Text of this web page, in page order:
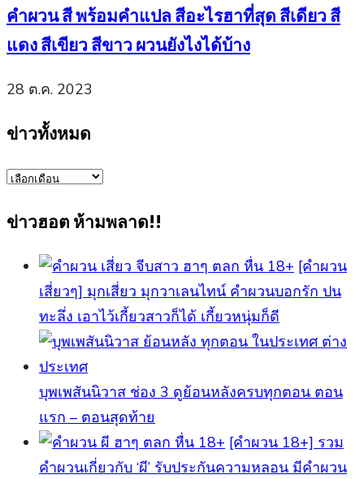
คำผวน สี พร้อมคำแปล สีอะไรฮาที่สุด สีเดียว สี
แดง สีเขียว สีขาว ผวนยังไงได้บ้าง
28 ต.ค. 2023
ข่าวทั้งหมด
ข่าว
ข่าวฮอต ห้ามพลาด!!
[คำผวน
เสี่ยวๆ] มุกเสี่ยว มุกวาเลนไทน์ คำผวนบอกรัก ปน
ทะลึ่ง เอาไว้เกี้ยวสาวก็ได้ เกี้ยวหนุ่มก็ดี
บุพเพสันนิวาส ช่อง 3 ดูย้อนหลังครบทุกตอน ตอน
แรก – ตอนสุดท้าย
[คําผวน 18+] รวม
คำผวนเกี่ยวกับ ‘ผี’ รับประกันความหลอน มีคำผวน